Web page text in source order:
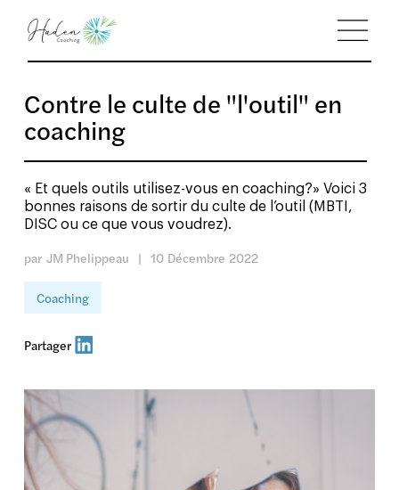
Contre le culte de "l'outil" en
coaching
« Et quels outils utilisez-vous en coaching?» Voici 3
bonnes raisons de sortir du culte de l’outil (MBTI,
DISC ou ce que vous voudrez).
par JM Phelippeau | 10 Décembre 2022
Coaching
Partager